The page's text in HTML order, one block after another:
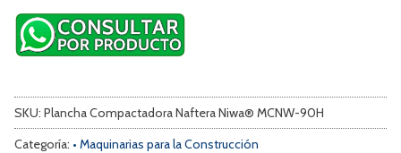
SKU: Plancha Compactadora Naftera Niwa® MCNW-90H
Categoría: • Maquinarias para la Construcción